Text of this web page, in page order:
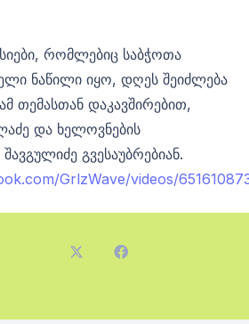
რომლებიც საბჭოთა
ნაწილი იყო, დღეს შეიძლება
თემასთან დაკავშირებით,
და ხელოვნების
გვესაუბრებიან.
GrlzWave/videos/